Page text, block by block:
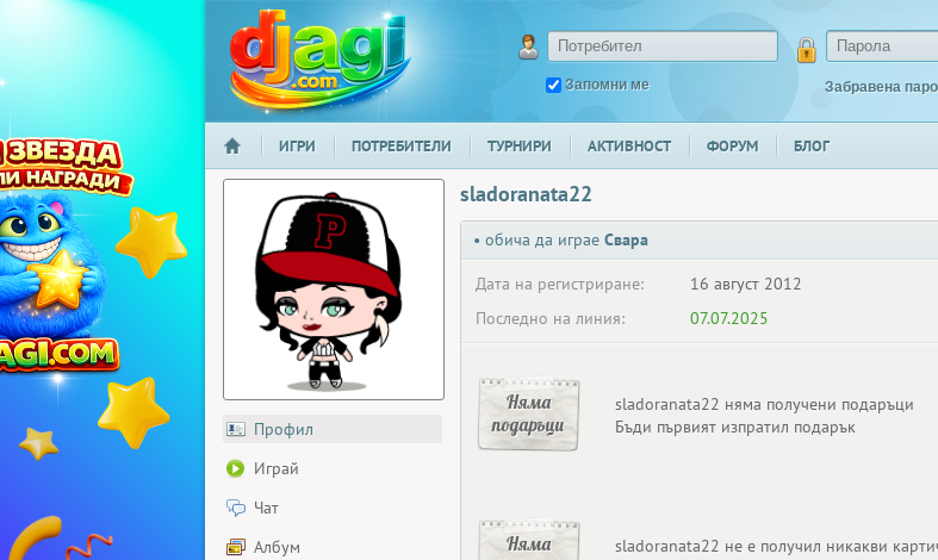
Запомни ме Забравена
НАЧАЛО
ИГРИ ПОТРЕБИТЕЛИ ТУРНИРИ АКТИВНОСТ ФОРУМ БЛОГ
Профил
Играй
Чат
Албум
sladoranata22
• обича да играе Свара
Дата на регистриране:
16 август 2012
Последно на линия:
07.07.2025
Няма
подаръци
sladoranata22 няма получени подаръци
Бъди първият изпратил подарък
Няма
sladoranata22 не е получил никакви